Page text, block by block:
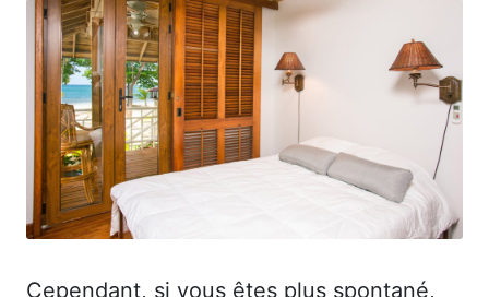
Cependant, si vous êtes plus spontané,